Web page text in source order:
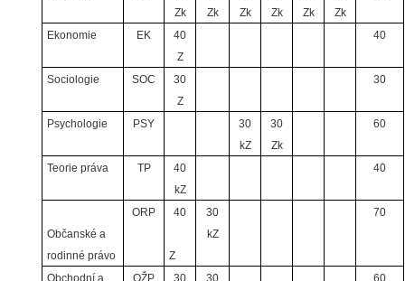
Zk
Zk
Zk
Zk
Zk
Zk
Ekonomie EK
40
Z
40
Sociologie SOC
30
Z
30
Psychologie PSY
30
kZ
30
Zk
60
Teorie práva TP
40
kZ
40
Občanské a
rodinné právo
ORP 40
Z
30
kZ
70